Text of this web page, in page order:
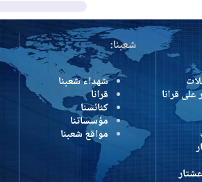
المزيد
قرانا
شعبنا:
شهداء شعبنا
قرانا
كنائسنا
مؤسساتنا
مواقع شعبنا